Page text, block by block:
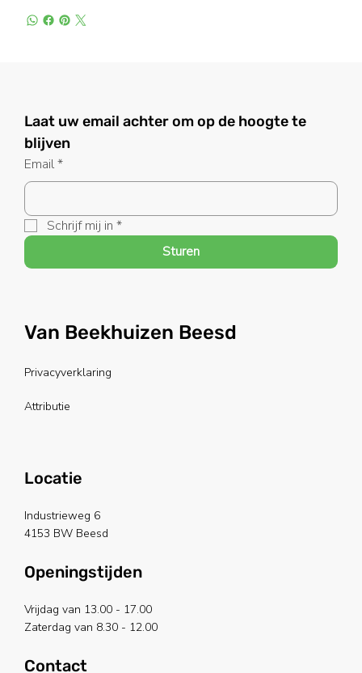
Van Beekhuizen Beesd
Privacyverklaring
Attributie
Locatie
Industrieweg 6
4153 BW Beesd
Openingstijden
Vrijdag van 13.00 - 17.00
Zaterdag van 8.30 - 12.00
Contact
Laat uw email achter om op de hoogte te
blijven
Email*
Schrijf mij in *
Sturen